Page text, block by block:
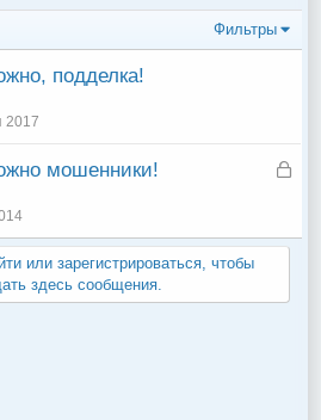
Фильтры
подделка!
2017
З
р
мошенники!
или зарегистрироваться, чтобы
здесь сообщения.